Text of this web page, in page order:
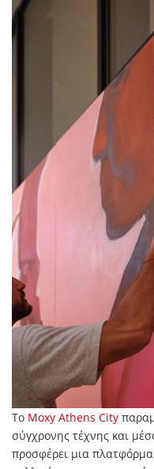
Το Moxy Athens City
σύγχρονης τέχνης και
προσφέρει μια